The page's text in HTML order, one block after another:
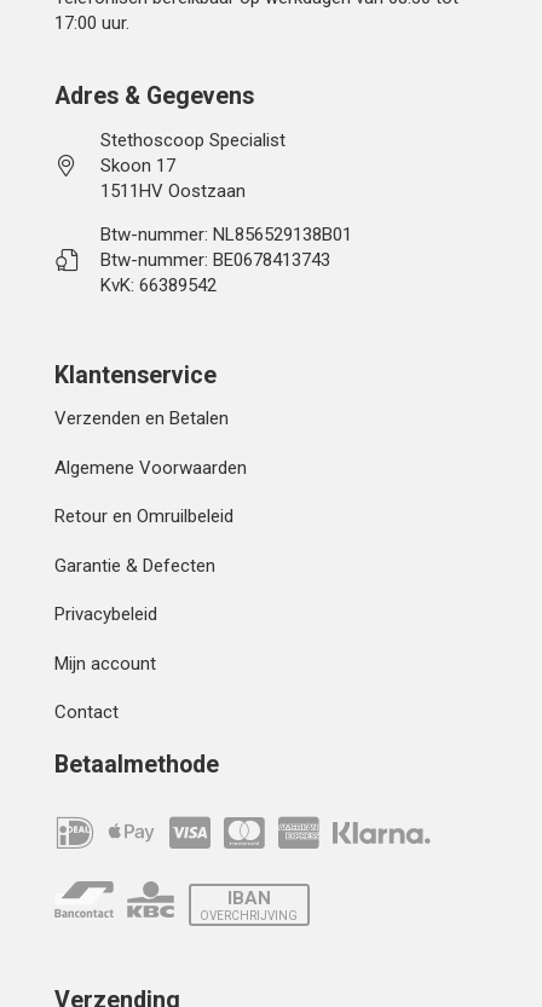
17:00 uur.
Adres & Gegevens
Stethoscoop Specialist
Skoon 17
1511HV Oostzaan
Btw-nummer: NL856529138B01
Btw-nummer: BE0678413743
KvK: 66389542
Klantenservice
Verzenden en Betalen
Algemene Voorwaarden
Retour en Omruilbeleid
Garantie & Defecten
Privacybeleid
Mijn account
Contact
Betaalmethode
IBAN
OVERCHRIJVING
Verzending